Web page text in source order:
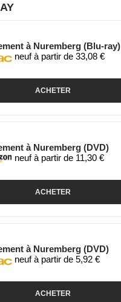
à Nuremberg (Blu-ray)
neuf à partir de 33,08 €
ACHETER
à Nuremberg (DVD)
neuf à partir de 11,30 €
ACHETER
à Nuremberg (DVD)
neuf à partir de 5,92 €
ACHETER